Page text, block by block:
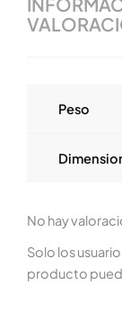
Peso
No hay
Solo los
producto